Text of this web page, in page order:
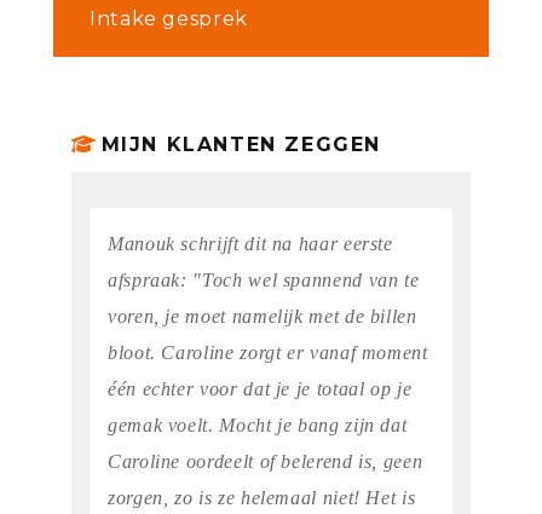
Intake gesprek
MIJN KLANTEN ZEGGEN
Manouk schrijft dit na haar eerste
afspraak: "Toch wel spannend van te
voren, je moet namelijk met de billen
bloot. Caroline zorgt er vanaf moment
één echter voor dat je je totaal op je
gemak voelt. Mocht je bang zijn dat
Caroline oordeelt of belerend is, geen
zorgen, zo is ze helemaal niet! Het is